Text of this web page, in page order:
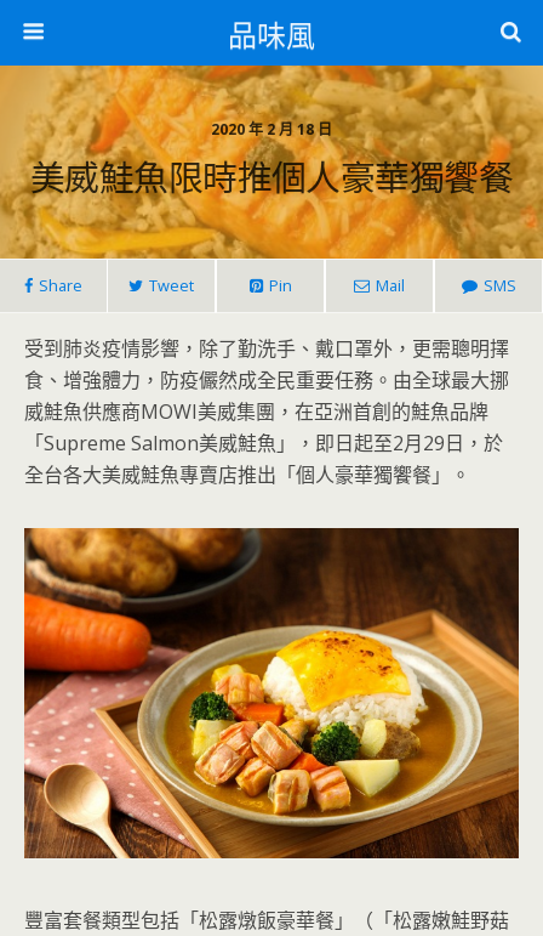
品味風
2020 年 2 月 18 日
美威鮭魚限時推個人豪華獨饗餐
Share Tweet Pin Mail SMS
受到肺炎疫情影響，除了勤洗手、戴口罩外，更需聰明擇
食、增強體力，防疫儼然成全民重要任務。由全球最大挪
威鮭魚供應商MOWI美威集團，在亞洲首創的鮭魚品牌
「Supreme Salmon美威鮭魚」，即日起至2月29日，於
全台各大美威鮭魚專賣店推出「個人豪華獨饗餐」。
豐富套餐類型包括「松露燉飯豪華餐」（「松露嫩鮭野菇